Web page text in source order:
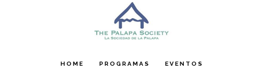
HOME PROGRAMAS EVENTOS